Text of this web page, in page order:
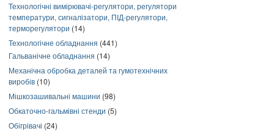
Технологічні вимірювачі-регулятори, регулятори
температури, сигналізатори, ПІД-регулятори,
терморегулятори (14)
Технологічне обладнання (441)
Гальванічне обладнання (14)
Механічна обробка деталей та гумотехнічних
виробів (10)
Мішкозашивальні машини (98)
Обкаточно-гальмівні стенди (5)
Обігрівачі (24)